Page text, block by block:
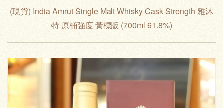
(現貨) India Amrut Single Malt Whisky Cask Strength 雅沐
特 原桶強度 黃標版 (700ml 61.8%)